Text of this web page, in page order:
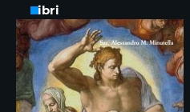
Libri